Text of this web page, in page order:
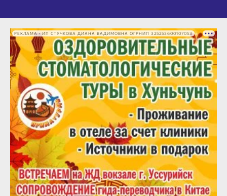
РЕКЛАМА • ИП СТУЧКОВА ДИАНА ВАДИМОВНА ОГРНИП 325253600107053